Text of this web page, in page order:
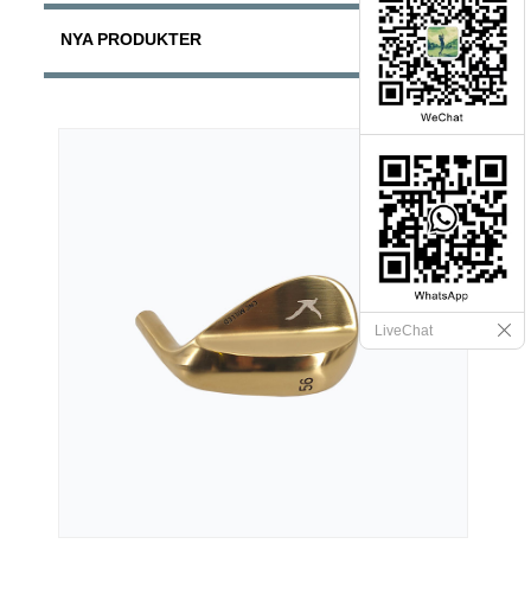
NYA PRODUKTER
LiveChat